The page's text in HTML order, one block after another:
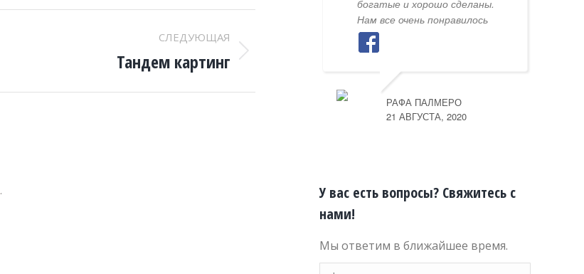
СЛЕДУЮЩАЯ
Тандем картинг
.
богатые и хорошо сделаны.
Нам все очень понравилось
РАФА ПАЛМЕРО
21 АВГУСТА, 2020
У вас есть вопросы? Свяжитесь с
нами!
Мы ответим в ближайшее время.